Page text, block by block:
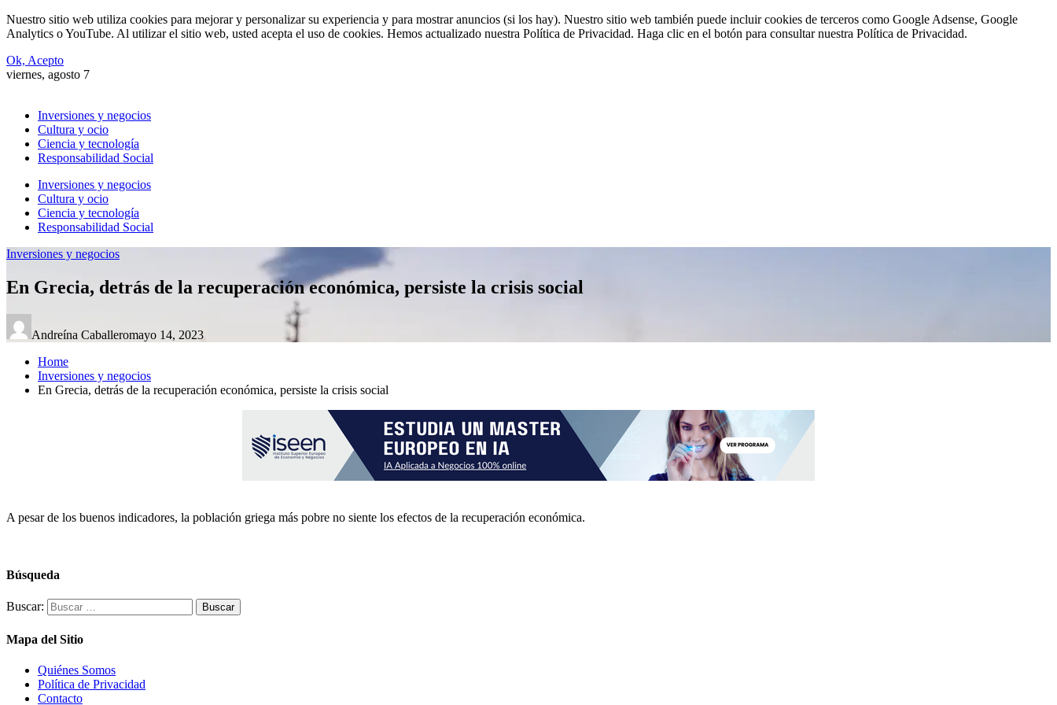
Nuestro sitio web utiliza cookies para mejorar y personalizar su experiencia y para mostrar anuncios (si los hay). Nuestro sitio web también puede incluir cookies de terceros como Google Adsense, Google
Analytics o YouTube. Al utilizar el sitio web, usted acepta el uso de cookies. Hemos actualizado nuestra Política de Privacidad. Haga clic en el botón para consultar nuestra Política de Privacidad.
Ok, Acepto
viernes, agosto 7
Inversiones y negocios
Cultura y ocio
Ciencia y tecnología
Responsabilidad Social
Inversiones y negocios
Cultura y ocio
Ciencia y tecnología
Responsabilidad Social
Inversiones y negocios
En Grecia, detrás de la recuperación económica, persiste la crisis social
Andreína Caballeromayo 14, 2023
Home
Inversiones y negocios
En Grecia, detrás de la recuperación económica, persiste la crisis social
A pesar de los buenos indicadores, la población griega más pobre no siente los efectos de la recuperación económica.
Búsqueda
Buscar:
Mapa del Sitio
Quiénes Somos
Política de Privacidad
Contacto